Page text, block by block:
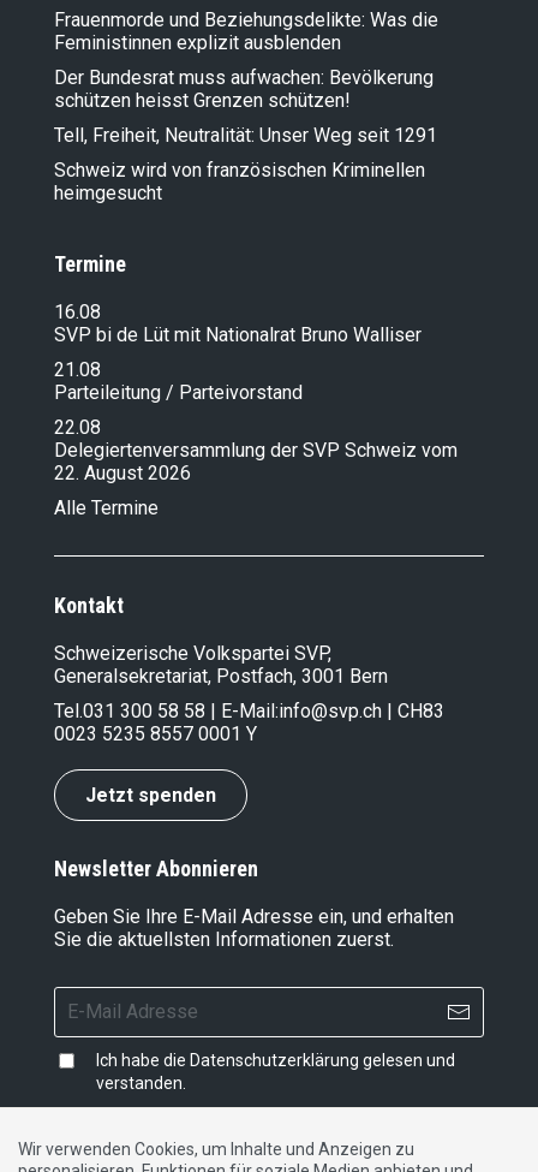
Frauenmorde und Beziehungsdelikte: Was die
Feministinnen explizit ausblenden
Der Bundesrat muss aufwachen: Bevölkerung
schützen heisst Grenzen schützen!
Tell, Freiheit, Neutralität: Unser Weg seit 1291
Schweiz wird von französischen Kriminellen
heimgesucht
Termine
16.08
SVP bi de Lüt mit Nationalrat Bruno Walliser
21.08
Parteileitung / Parteivorstand
22.08
Delegiertenversammlung der SVP Schweiz vom
22. August 2026
Alle Termine
Kontakt
Schweizerische Volkspartei SVP,
Generalsekretariat, Postfach, 3001 Bern
Tel.031 300 58 58 | E-Mail:info@svp.ch | CH83
0023 5235 8557 0001 Y
Jetzt spenden
Newsletter Abonnieren
Geben Sie Ihre E-Mail Adresse ein, und erhalten
Sie die aktuellsten Informationen zuerst.
Ich habe die Datenschutzerklärung gelesen und
verstanden.
Wir verwenden Cookies, um Inhalte und Anzeigen zu